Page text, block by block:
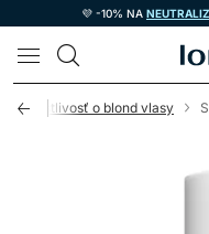
💜 -10% NA
LOMAX
Starostlivosť o blond vlasy